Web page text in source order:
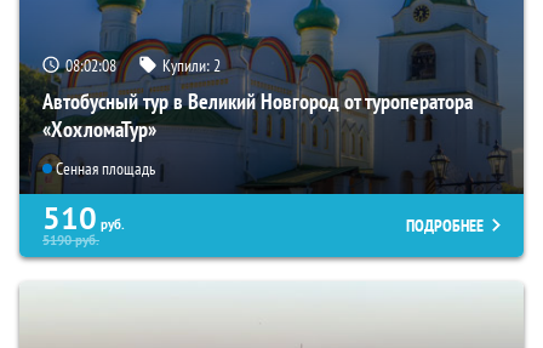
08:02:06 Купили:2
Автобусный тур в Великий Новгород от туроператора
«ХохломаТур»
Сенная площадь
510 руб.
5190руб.
ПОДРОБНЕЕ